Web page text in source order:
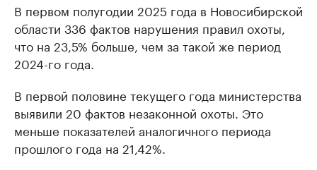
В первом полугодии 2025 года в Новосибирской
области 336 фактов нарушения правил охоты,
что на 23,5% больше, чем за такой же период
2024-го года.
В первой половине текущего года министерства
выявили 20 фактов незаконной охоты. Это
меньше показателей аналогичного периода
прошлого года на 21,42%.